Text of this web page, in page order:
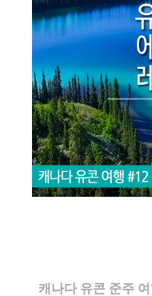
캐나다 유콘 준주